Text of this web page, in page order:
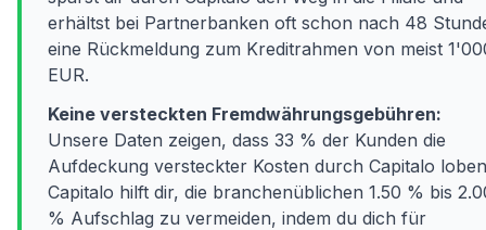
erhältst bei Partnerbanken oft schon nach 48
eine Rückmeldung zum Kreditrahmen von meist
EUR.
Keine versteckten Fremdwährungsgebühren:
Unsere Daten zeigen, dass 33 % der Kunden die
Aufdeckung versteckter Kosten durch Capitalo
Capitalo hilft dir, die branchenüblichen 1.50 % bis
% Aufschlag zu vermeiden, indem du dich für